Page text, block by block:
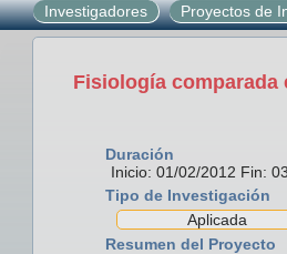
Investigadores Proyectos de
Fisiología
Duración
Inicio: 01/02/2012 Fin:
Tipo de Investigación
Aplicada
Resumen del Proyecto